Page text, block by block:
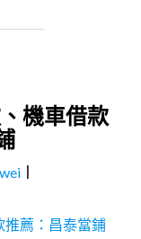
車
民
區
機
借
款
機車借款
|